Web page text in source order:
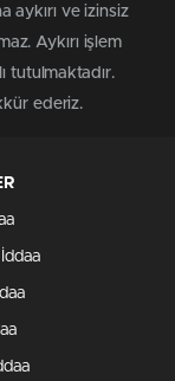
aykırı ve izinsiz
Aykırı işlem
tutulmaktadır.
ederiz.